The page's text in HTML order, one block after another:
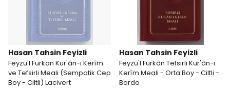
Hasan Tahsin Feyizli
Feyzü'l Furkan Kur'ân-ı Kerîm
ve Tefsirli Meali (Sempatik Cep
Boy - Ciltli) Lacivert
Hasan Tahsin Feyizli
Feyzü'l Furkân Tefsirli Kur'ân-ı
Kerîm Meali - Orta Boy - Ciltli -
Bordo